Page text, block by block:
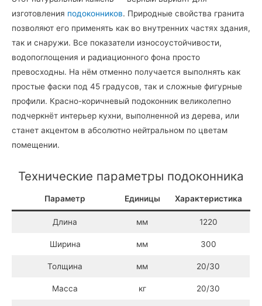
изготовления подоконников. Природные свойства гранита
позволяют его применять как во внутренних частях здания,
так и снаружи. Все показатели износоустойчивости,
водопоглощения и радиационного фона просто
превосходны. На нём отменно получается выполнять как
простые фаски под 45 градусов, так и сложные фигурные
профили. Красно-коричневый подоконник великолепно
подчеркнёт интерьер кухни, выполненной из дерева, или
станет акцентом в абсолютно нейтральном по цветам
помещении.
Технические параметры подоконника
Параметр Единицы Характеристика
Длина мм 1220
Ширина мм 300
Толщина мм 20/30
Масса кг 20/30